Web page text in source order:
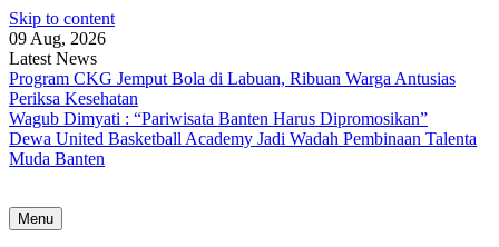
Skip to content
09 Aug, 2026
Latest News
Program CKG Jemput Bola di Labuan, Ribuan Warga Antusias
Periksa Kesehatan
Wagub Dimyati : “Pariwisata Banten Harus Dipromosikan”
Dewa United Basketball Academy Jadi Wadah Pembinaan Talenta
Muda Banten
Menu